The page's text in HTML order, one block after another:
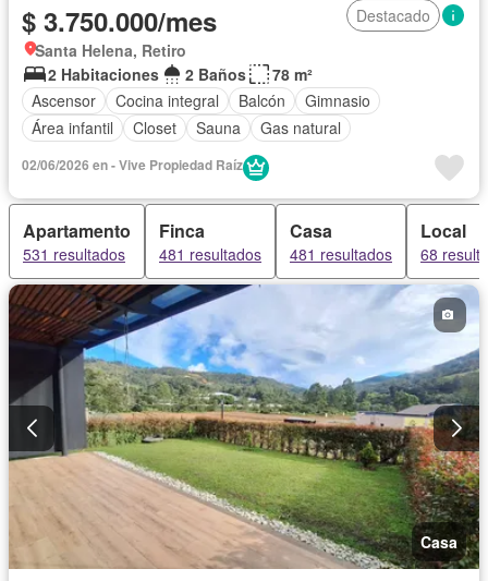
$ 3.750.000/mes
Destacado
Santa Helena, Retiro
2 Habitaciones
2 Baños
78 m²
Ascensor
Cocina integral Balcón
Gimnasio
Área infantil
Closet Sauna Gas natural
02/06/2026 en - Vive Propiedad Raíz
Apartamento
531 resultados
Finca
481 resultados
Casa
481 resultados
Local
68
Casa